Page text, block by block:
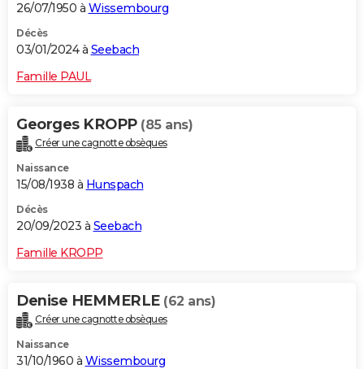
26/07/1950 à Wissembourg
Décès
03/01/2024 à Seebach
Famille PAUL
Georges KROPP (85 ans)
Créer une cagnotte obsèques
Naissance
15/08/1938 à Hunspach
Décès
20/09/2023 à Seebach
Famille KROPP
Denise HEMMERLE (62 ans)
Créer une cagnotte obsèques
Naissance
31/10/1960 à Wissembourg